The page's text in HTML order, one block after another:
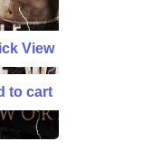
View
to cart